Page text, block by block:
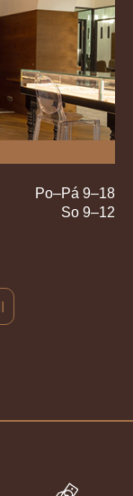
Po–Pá 9–18
So 9–12